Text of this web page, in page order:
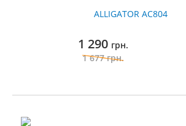
ALLIGATOR AC804
1 290 грн.
1 677грн.